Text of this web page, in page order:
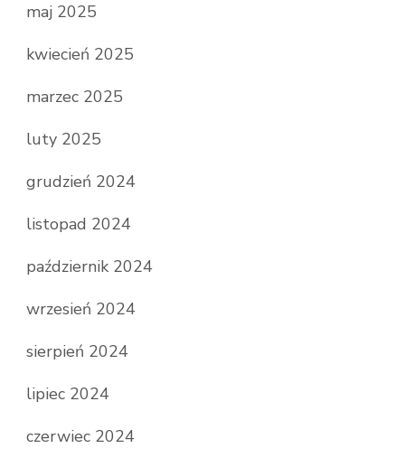
maj 2025
kwiecień 2025
marzec 2025
luty 2025
grudzień 2024
listopad 2024
październik 2024
wrzesień 2024
sierpień 2024
lipiec 2024
czerwiec 2024